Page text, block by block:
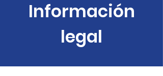
Información
legal